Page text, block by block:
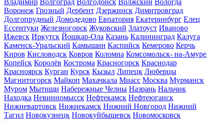
Владимир Волгоград Волгодонск Волжский Вологда
Воронеж Грозный Дербент Дзержинск Димитровград
Долгопрудный Домодедово Евпатория Екатеринбург Елец
Ессентуки Железногорск Жуковский Златоуст Иваново
Ижевск Иркутск Йошкар-Ола Казань Калининград Калуга
Каменск-Уральский Камышин Каспийск Кемерово Керчь
Киров Кисловодск Ковров Коломна Комсомольск- на-Амуре
Копейск Королёв Кострома Красногорск Краснодар
Красноярск Курган Курск Кызыл Липецк Люберцы
Магнитогорск Майкоп Махачкала Миасс Москва Мурманск
Муром Мытищи Набережные Челны Назрань Нальчик
Находка Невинномысск Нефтекамск Нефтеюганск
Нижневартовск Нижнекамск Нижний Новгород Нижний
Тагил Новокузнецк Новокуйбышевск Новомосковск